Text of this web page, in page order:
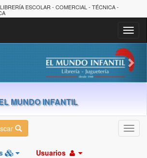
ESCOLAR - COMERCIAL - TÉCNICA -
MUNDO INFANTIL
Usuarios